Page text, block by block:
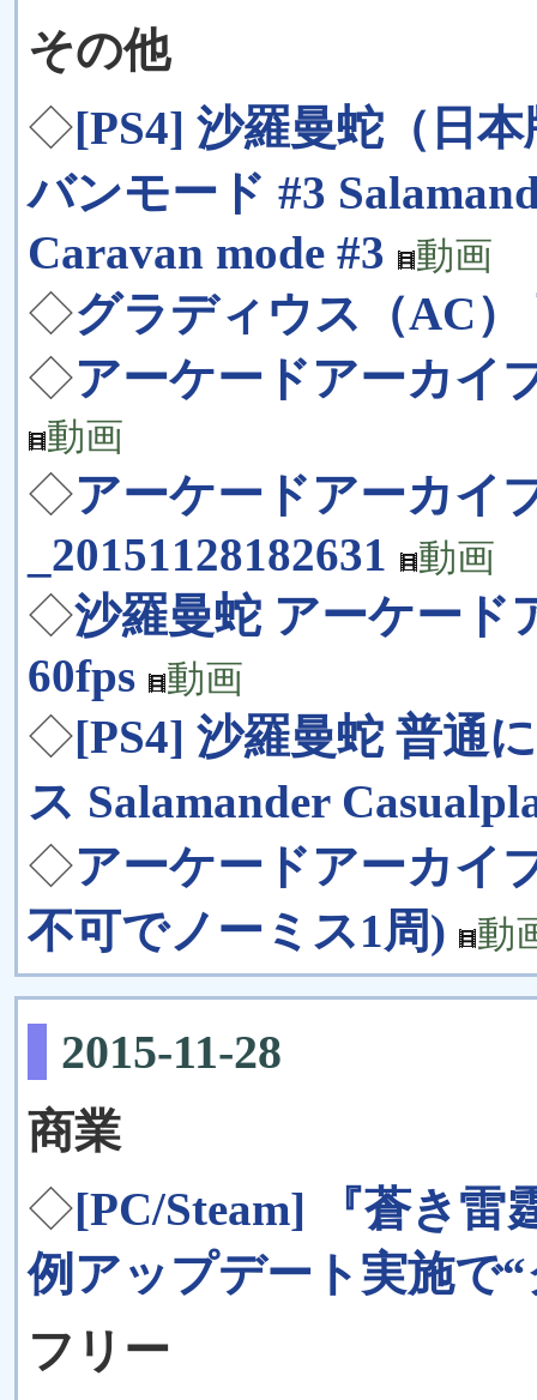
その他
◇[PS4] 沙羅曼蛇（日
バンモード #3
Caravan mode #3
動画
◇グラディウス（AC
◇アーケードアーカ
動画
◇アーケードアーカ
_20151128182631
動画
◇沙羅曼蛇 アーケード
60fps
動画
◇[PS4] 沙羅曼蛇 普通
ス Salamander
◇アーケードアーカイ
不可でノーミス1周)
動
2015-11-28
商業
◇[PC/Steam] 『蒼き雷
例アップデート実施で
フリー